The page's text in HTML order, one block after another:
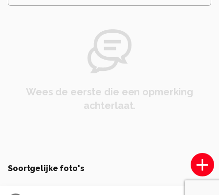
Wees de eerste die een opmerking
achterlaat.
Soortgelijke foto's